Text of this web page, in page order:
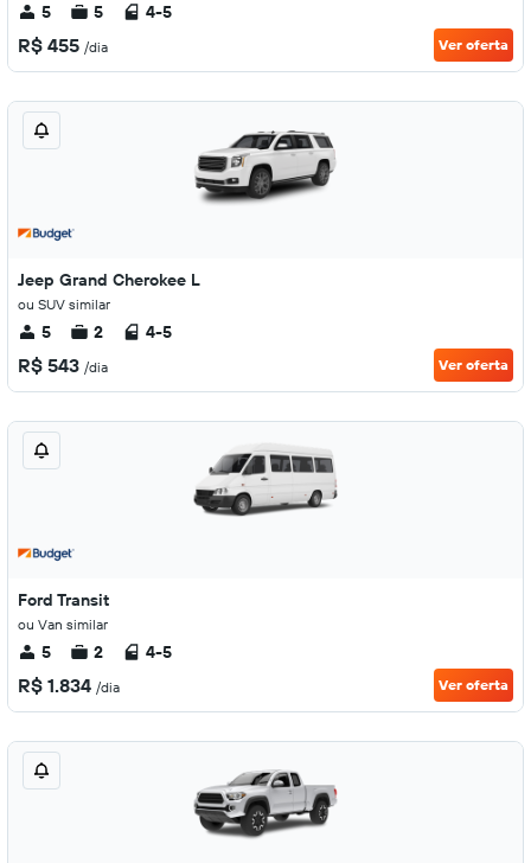
5 5 4-5
R$ 455 /dia Ver oferta
Jeep Grand Cherokee L
ou SUV similar
5 2 4-5
R$ 543 /dia Ver oferta
Ford Transit
ou Van similar
5 2 4-5
R$ 1.834 /dia Ver oferta